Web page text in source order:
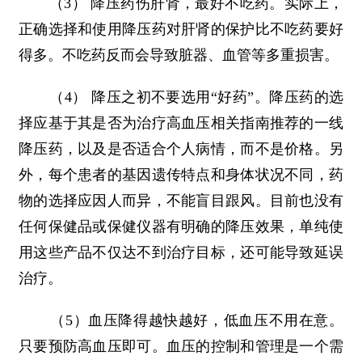
（3） 降压药伤肝肾，最好不吃药。实际上，
正确选择和使用降压药对肝肾的保护比不吃药要好
得多。不吃药反而会导致脏器、血管等多重损害。
（4） 降压之初不要选用“好药”。降压药的选
择应基于其是否为治疗高血压相关指南推荐的一线
降压药，以及是否适合个人病情，而不是价格。另
外，每个患者的基因遗传特点和身体状况不同，药
物的选择应因人而异，不能盲目跟风。目前也没有
任何保健品或保健仪器有明确的降压效果，单纯使
用这些产品不仅达不到治疗目标，还可能导致延误
治疗。
（5）血压降得越快越好，低血压不用在意。
只要预防高血压即可。血压的控制和管理是一个需